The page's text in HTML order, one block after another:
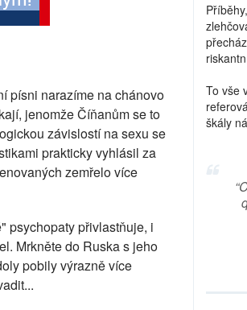
písni narazíme na chánovo
jenomže Číňanům se to
závislostí na sexu se
prakticky vyhlásil za
zemřelo více
psychopaty přivlastňuje, i
Mrkněte do Ruska s jeho
pobily výrazně více
To vše
škály